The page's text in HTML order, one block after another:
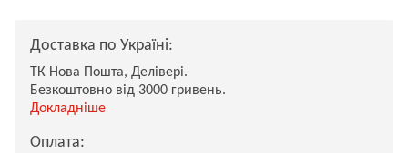
Доставка по Україні:
ТК Нова Пошта, Делівері.
Безкоштовно від 3000 гривень.
Докладніше
Оплата: